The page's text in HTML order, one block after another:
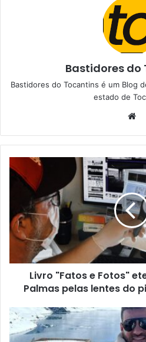
Bastidores do
Bastidores do Tocantins é um Blog
estado de
b
s
i
t
e
Livro "Fatos e Fotos"
Palmas pelas lentes do